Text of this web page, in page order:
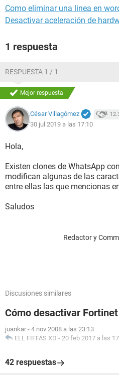
Como eliminar una linea en
Desactivar aceleración de
1 respuesta
RESPUESTA 1 / 1
Mejor respuesta
César Villagómez
30 jul 2019 a las 17:10
Hola,
Existen clones de WhatsApp
modifican algunas de las
entre ellas las que mencionas
Saludos
Redactor y
Discusiones similares
Cómo desactivar Fortinet
juankar - 4 nov 2008 a las 23:13
ELL FIFFAS XD - 20 feb 2017 a las
42 respuestas